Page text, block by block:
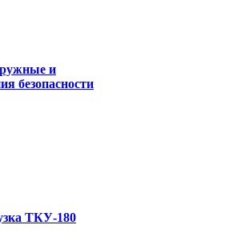
и
безопасности
ТКУ-180